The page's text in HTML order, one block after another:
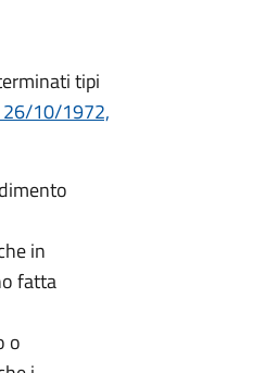
tipi
26/10/1972,
in
fatta
o